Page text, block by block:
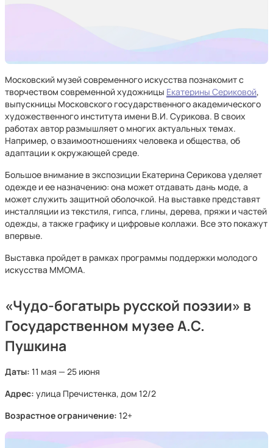
Московский музей современного искусства познакомит с
творчеством современной художницы Екатерины Сериковой,
выпускницы Московского государственного академического
художественного института имени В.И. Сурикова. В своих
работах автор размышляет о многих актуальных темах.
Например, о взаимоотношениях человека и общества, об
адаптации к окружающей среде.
Большое внимание в экспозиции Екатерина Серикова уделяет
одежде и ее назначению: она может отдавать дань моде, а
может служить защитной оболочкой. На выставке представят
инсталляции из текстиля, гипса, глины, дерева, пряжи и частей
одежды, а также графику и цифровые коллажи. Все это покажут
впервые.
Выставка пройдет в рамках программы поддержки молодого
искусства ММОМА.
«Чудо-богатырь русской поэзии» в
Государственном музее А.С.
Пушкина
Даты: 11 мая — 25 июня
Адрес: улица Пречистенка, дом 12/2
Возрастное ограничение: 12+